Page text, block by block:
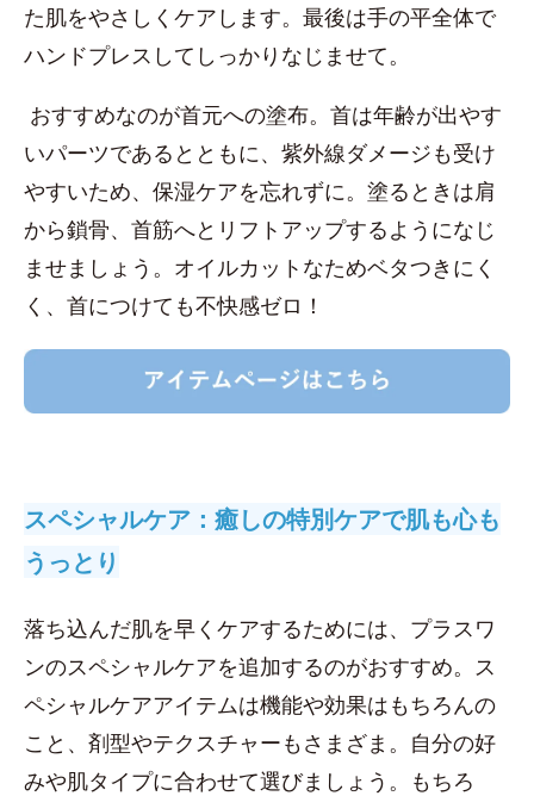
た肌をやさしくケアします。最後は手の平全体で
ハンドプレスしてしっかりなじませて。
おすすめなのが首元への塗布。首は年齢が出やす
いパーツであるとともに、紫外線ダメージも受け
やすいため、保湿ケアを忘れずに。塗るときは肩
から鎖骨、首筋へとリフトアップするようになじ
ませましょう。オイルカットなためベタつきにく
く、首につけても不快感ゼロ！
スペシャルケア：癒しの特別ケアで肌も心も
うっとり
落ち込んだ肌を早くケアするためには、プラスワ
ンのスペシャルケアを追加するのがおすすめ。ス
ペシャルケアアイテムは機能や効果はもちろんの
こと、剤型やテクスチャーもさまざま。自分の好
みや肌タイプに合わせて選びましょう。もちろ